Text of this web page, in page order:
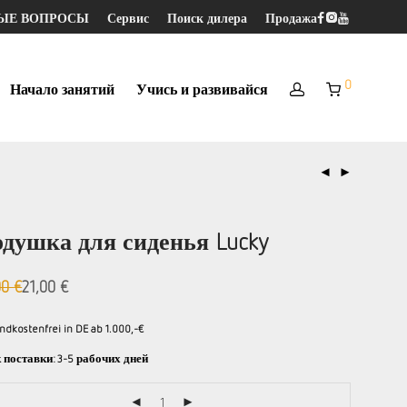
ВОПРОСЫ Сервис Поиск дилера Продажа
Начало занятий Учись и развивайся 0
для сиденья Lucky
€21,00 €
in DE ab 1.000,-€
поставки:3-5 рабочих дней